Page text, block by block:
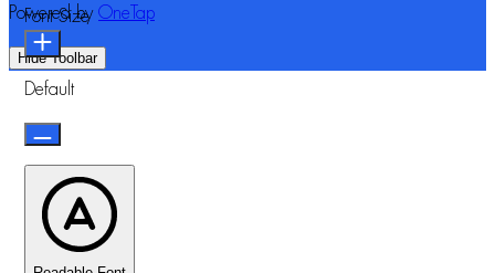
Powered by OneTap
Hide Toolbar
Font Size
Default